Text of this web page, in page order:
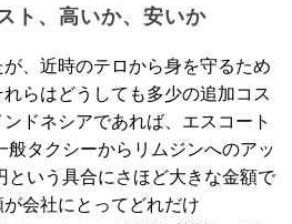
ト、高いか、安いか
、近時のテロから身を守るため
らはどうしても多少の追加コス
ドネシアであれば、エスコート
般タクシーからリムジンへのアッ
という具合にさほど大きな金額で
会社にとってどれだけ